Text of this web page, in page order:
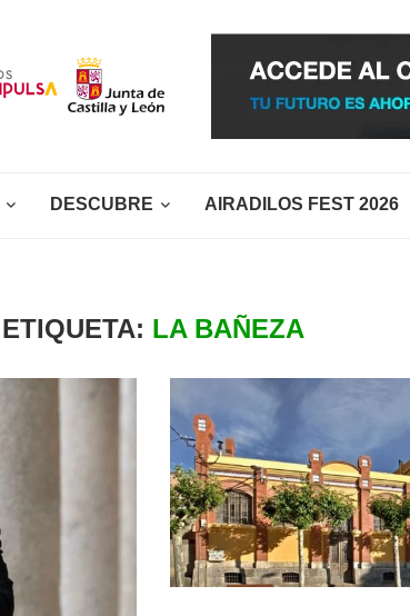
DESCUBRE AIRADILOS FEST 2026
ETIQUETA: LA BAÑEZA